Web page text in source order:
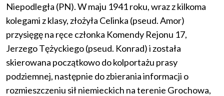
Niepodległa (PN). W maju 1941 roku, wraz z kilkoma
kolegami z klasy, złożyła Celinka (pseud. Amor)
przysięgę na ręce członka Komendy Rejonu 17,
Jerzego Tężyckiego (pseud. Konrad) i została
skierowana początkowo do kolportażu prasy
podziemnej, następnie do zbierania informacji o
rozmieszczeniu sił niemieckich na terenie Grochowa,